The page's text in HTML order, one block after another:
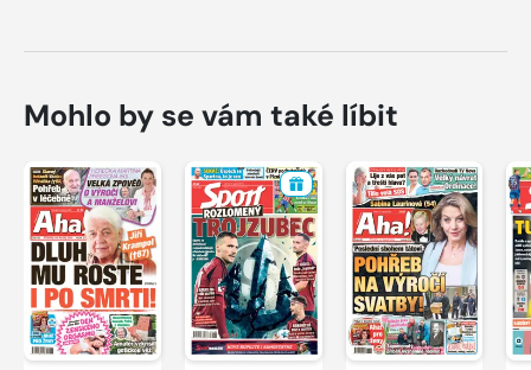
Mohlo by se vám také líbit